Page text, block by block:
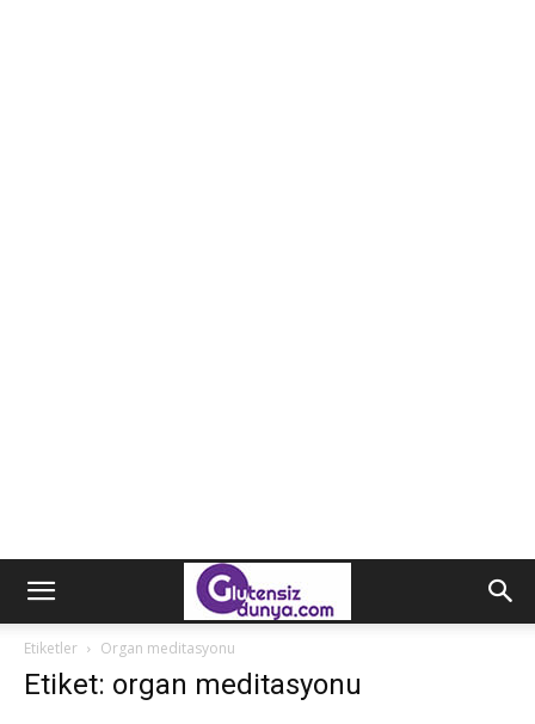
Etiketler Organ meditasyonu
Etiket: organ meditasyonu